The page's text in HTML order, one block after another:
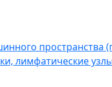
пространства
лимфатические